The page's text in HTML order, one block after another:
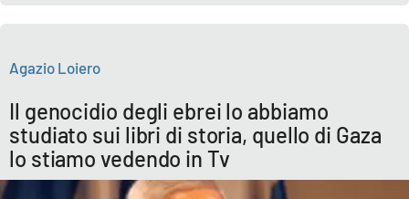
Il genocidio degli ebrei lo abbiamo
studiato sui libri di storia, quello di Gaza
lo stiamo vedendo in Tv
Agazio Loiero